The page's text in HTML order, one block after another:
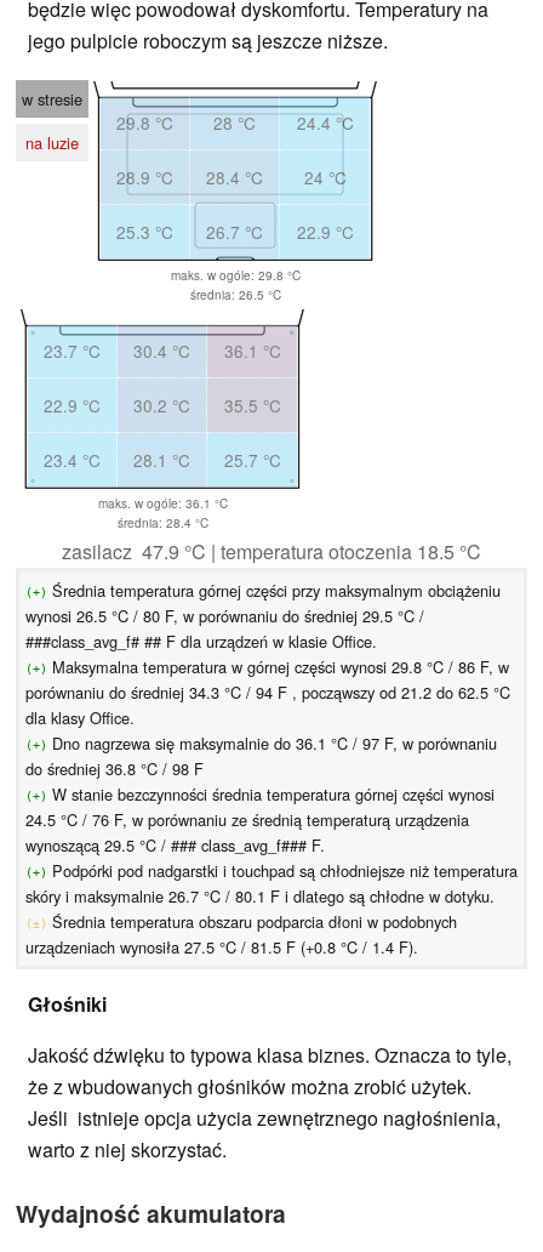
będzie więc powodował dyskomfortu. Temperatury na
jego pulpicie roboczym są jeszcze niższe.
w stresie
na luzie
29.8 °C 28 °C 24.4 °C
28.9 °C 28.4 °C 24 °C
25.3 °C 26.7 °C 22.9 °C
maks. w ogóle: 29.8 °C
średnia: 26.5 °C
23.7 °C 30.4 °C 36.1 °C
22.9 °C 30.2 °C 35.5 °C
23.4 °C 28.1 °C 25.7 °C
maks. w ogóle: 36.1 °C
średnia: 28.4 °C
zasilacz 47.9 °C | temperatura otoczenia 18.5 °C
(+) Średnia temperatura górnej części przy maksymalnym obciążeniu
wynosi 26.5 °C / 80 F, w porównaniu do średniej 29.5 °C /
###class_avg_f# ## F dla urządzeń w klasie Office.
(+) Maksymalna temperatura w górnej części wynosi 29.8 °C / 86 F, w
porównaniu do średniej 34.3 °C / 94 F , począwszy od 21.2 do 62.5 °C
dla klasy Office.
(+) Dno nagrzewa się maksymalnie do 36.1 °C / 97 F, w porównaniu
do średniej 36.8 °C / 98 F
(+) W stanie bezczynności średnia temperatura górnej części wynosi
24.5 °C / 76 F, w porównaniu ze średnią temperaturą urządzenia
wynoszącą 29.5 °C / ### class_avg_f### F.
(+) Podpórki pod nadgarstki i touchpad są chłodniejsze niż temperatura
skóry i maksymalnie 26.7 °C / 80.1 F i dlatego są chłodne w dotyku.
(±) Średnia temperatura obszaru podparcia dłoni w podobnych
urządzeniach wynosiła 27.5 °C / 81.5 F (+0.8 °C / 1.4 F).
Głośniki
Jakość dźwięku to typowa klasa biznes. Oznacza to tyle,
że z wbudowanych głośników można zrobić użytek.
Jeśli istnieje opcja użycia zewnętrznego nagłośnienia,
warto z niej skorzystać.
Wydajność akumulatora